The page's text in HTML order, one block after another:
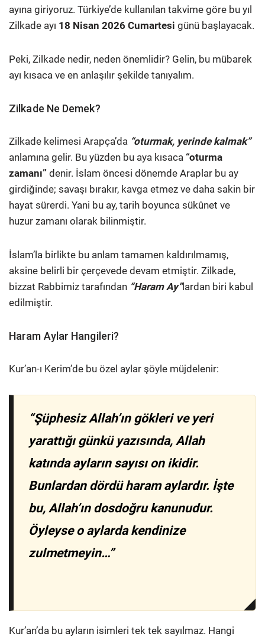
ayına giriyoruz. Türkiye’de kullanılan takvime göre bu yıl
Zilkade ayı 18 Nisan 2026 Cumartesi günü başlayacak.
Peki, Zilkade nedir, neden önemlidir? Gelin, bu mübarek
ayı kısaca ve en anlaşılır şekilde tanıyalım.
Zilkade Ne Demek?
Zilkade kelimesi Arapça’da “oturmak, yerinde kalmak”
anlamına gelir. Bu yüzden bu aya kısaca “oturma
zamanı” denir. İslam öncesi dönemde Araplar bu ay
girdiğinde; savaşı bırakır, kavga etmez ve daha sakin bir
hayat sürerdi. Yani bu ay, tarih boyunca sükûnet ve
huzur zamanı olarak bilinmiştir.
İslam’la birlikte bu anlam tamamen kaldırılmamış,
aksine belirli bir çerçevede devam etmiştir. Zilkade,
bizzat Rabbimiz tarafından “Haram Ay”lardan biri kabul
edilmiştir.
Haram Aylar Hangileri?
Kur’an-ı Kerim’de bu özel aylar şöyle müjdelenir:
“Şüphesiz Allah’ın gökleri ve yeri
yarattığı günkü yazısında, Allah
katında ayların sayısı on ikidir.
Bunlardan dördü haram aylardır. İşte
bu, Allah’ın dosdoğru kanunudur.
Öyleyse o aylarda kendinize
zulmetmeyin…”
Kur’an’da bu ayların isimleri tek tek sayılmaz. Hangi